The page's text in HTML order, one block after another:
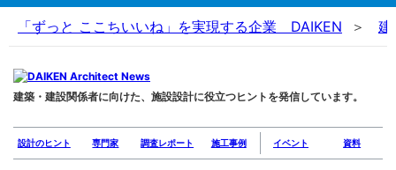
「ずっと ここちいいね」を実現する企業 DAIKEN 建
建築・建設関係者に向けた、施設設計に役立つヒントを発信しています。
設計のヒント 専門家 調査レポート 施工事例 イベント 資料